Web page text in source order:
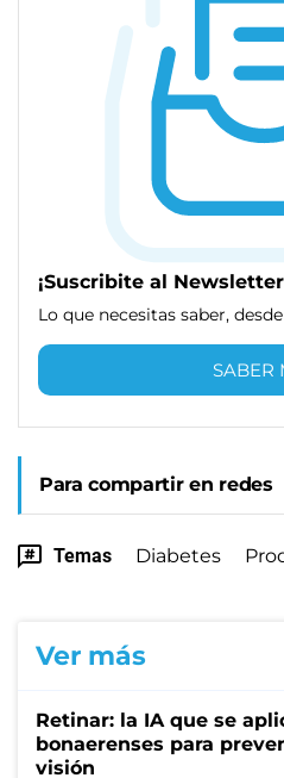
¡Suscribite al
Lo que necesitas saber,
SABER
Para compartir en redes
Temas Diabetes
Ver más
Retinar: la IA que se
bonaerenses para
visión